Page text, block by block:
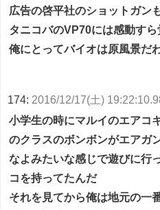
広告の啓平社のショットガン
タニコバのVP70には感動すら
俺にとってバイオは原風景だ
174: 2016/12/17(土)
小学生の時にマルイのエアコ
のクラスのボンボンがエアガ
なよみたいな感じで遊びに行
コを持ってたんだ
それを見てから俺は地元の一